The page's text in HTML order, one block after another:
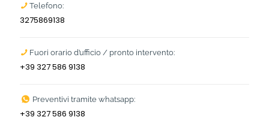
Telefono:
3275869138
Fuori orario d’ufficio / pronto intervento:
+39 327 586 9138
Preventivi tramite whatsapp:
+39 327 586 9138